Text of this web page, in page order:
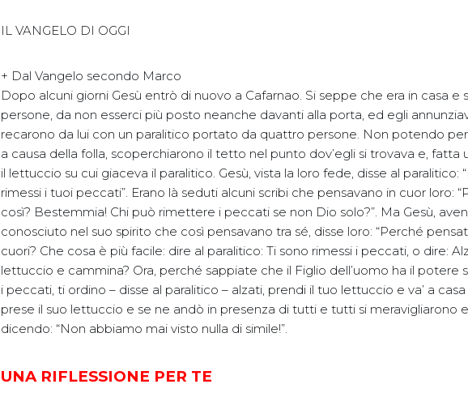
IL VANGELO DI OGGI
+ Dal Vangelo secondo Marco
Dopo alcuni giorni Gesù entrò di nuovo a Cafarnao. Si seppe che era in casa e
persone, da non esserci più posto neanche davanti alla porta, ed egli
recarono da lui con un paralitico portato da quattro persone. Non potendo
a causa della folla, scoperchiarono il tetto nel punto dov’egli si trovava e, fatta
il lettuccio su cui giaceva il paralitico. Gesù, vista la loro fede, disse al paralitico:
rimessi i tuoi peccati”. Erano là seduti alcuni scribi che pensavano in cuor loro:
così? Bestemmia! Chi può rimettere i peccati se non Dio solo?”. Ma Gesù,
conosciuto nel suo spirito che così pensavano tra sé, disse loro: “Perché
cuori? Che cosa è più facile: dire al paralitico: Ti sono rimessi i peccati, o dire:
lettuccio e cammina? Ora, perché sappiate che il Figlio dell’uomo ha il potere
i peccati, ti ordino – disse al paralitico – alzati, prendi il tuo lettuccio e va’ a casa
prese il suo lettuccio e se ne andò in presenza di tutti e tutti si meravigliarono
dicendo: “Non abbiamo mai visto nulla di simile!”.
UNA RIFLESSIONE PER TE